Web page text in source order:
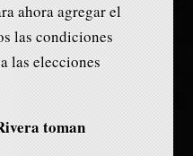
ahora agregar el
las condiciones
las elecciones
toman